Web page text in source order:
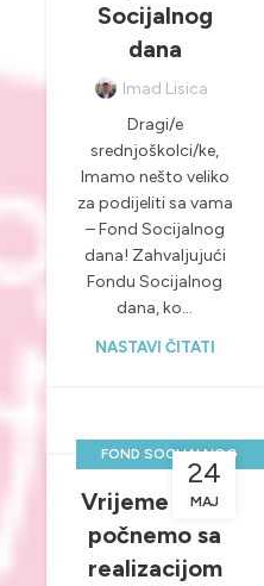
Socijalnog
dana
Imad Lisica
Dragi/e
srednjoškolci/ke,
Imamo nešto veliko
za podijeliti sa vama
– Fond Socijalnog
dana! Zahvaljujući
Fondu Socijalnog
dana, ko...
NASTAVI ČITATI
24
MAJ
FOND SOCIJALNOG
DANA
, NOVOSTI & PROJEKTI
Vrijeme je da
počnemo sa
realizacijom